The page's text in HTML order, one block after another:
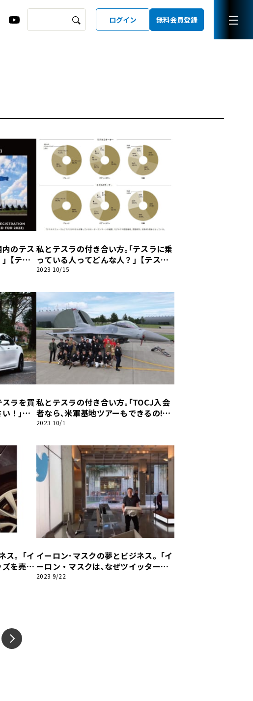
ログイン 無料会員登録
のテス
【テス
私とテスラの付き合い方｡｢テスラに乗
っている人ってどんな人？｣【テスラ
ファンブック】
2023 10/15
ラを買
！｣
私とテスラの付き合い方｡｢TOCJ入会
者なら､米軍基地ツアーもできるの!?｣
【テスラファンブック】
2023 10/1
ス｡「イ
を売っ
ック】
イーロン･マスクの夢とビジネス｡「イ
ーロン・マスクは､なぜツイッターを
買収した？」【テスラファンブック】
2023 9/22